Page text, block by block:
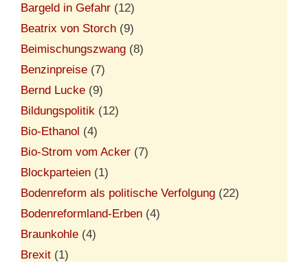
Bargeld in Gefahr (12)
Beatrix von Storch (9)
Beimischungszwang (8)
Benzinpreise (7)
Bernd Lucke (9)
Bildungspolitik (12)
Bio-Ethanol (4)
Bio-Strom vom Acker (7)
Blockparteien (1)
Bodenreform als politische Verfolgung (22)
Bodenreformland-Erben (4)
Braunkohle (4)
Brexit (1)